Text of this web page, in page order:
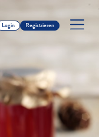
Login Registrieren